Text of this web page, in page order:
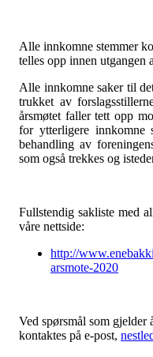
Alle innkomne stemmer
telles opp innen utgangen
Alle innkomne saker til
trukket av
årsmøtet faller tett opp
for ytterligere innkomne
behandling av
som også trekkes og
Fullstendig sakliste med
våre nettside:
http://
arsmote-2020
Ved spørsmål som gjelder
kontaktes på e-post,